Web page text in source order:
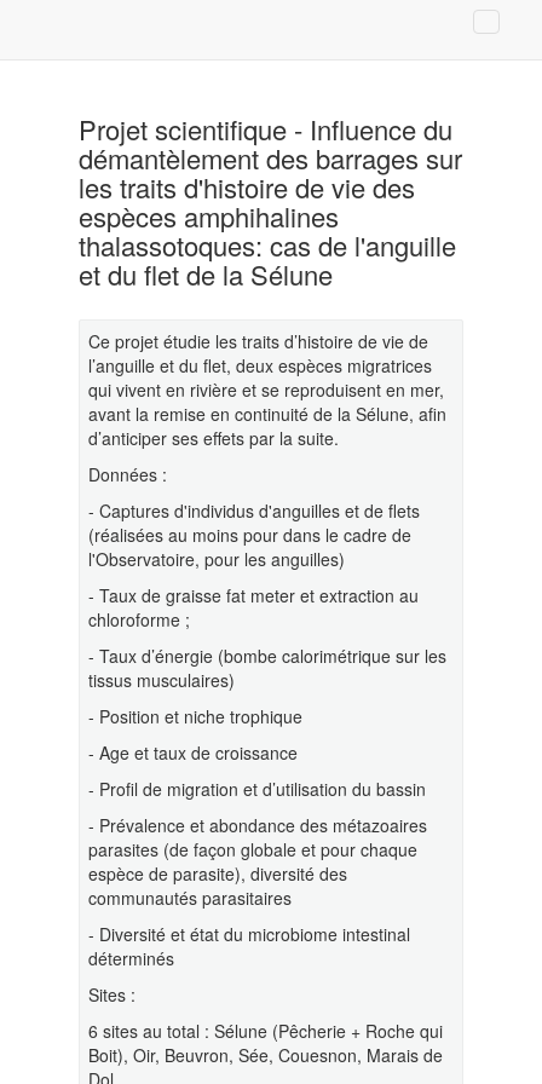
Projet scientifique - Influence du
démantèlement des barrages sur
les traits d'histoire de vie des
espèces amphihalines
thalassotoques: cas de l'anguille
et du flet de la Sélune
Ce projet étudie les traits d’histoire de vie de
l’anguille et du flet, deux espèces migratrices
qui vivent en rivière et se reproduisent en mer,
avant la remise en continuité de la Sélune, afin
d’anticiper ses effets par la suite.
Données :
- Captures d'individus d'anguilles et de flets
(réalisées au moins pour dans le cadre de
l'Observatoire, pour les anguilles)
- Taux de graisse fat meter et extraction au
chloroforme ;
- Taux d’énergie (bombe calorimétrique sur les
tissus musculaires)
- Position et niche trophique
- Age et taux de croissance
- Profil de migration et d’utilisation du bassin
- Prévalence et abondance des métazoaires
parasites (de façon globale et pour chaque
espèce de parasite), diversité des
communautés parasitaires
- Diversité et état du microbiome intestinal
déterminés
Sites :
6 sites au total : Sélune (Pêcherie + Roche qui
Boit), Oir, Beuvron, Sée, Couesnon, Marais de
Dol